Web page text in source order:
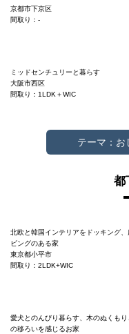
京都市下京区
間取り：-
ミッドセンチュリーと暮らす
大阪市西区
間取り：1LDK＋WIC
テーマ：お
都
北欧と韓国インテリアをドッキング、
ビングのある家
東京都小平市
間取り：2LDK+WIC
愛犬とのんびり暮らす、木のぬくもり
の移ろいを感じるお家